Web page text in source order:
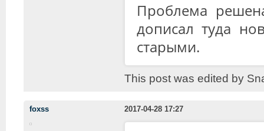
Проблема
дописал туда
старыми.
This post was edited by
foxss 2017-04-28 17:27